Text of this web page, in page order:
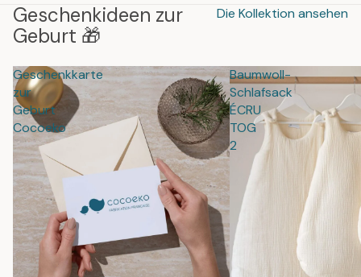
Geschenkideen zur
Geburt 🎁
Die Kollektion ansehen
Geschenkkarte
zur
Geburt
Cocoeko
Baumwoll-
Schlafsack
ÉCRU
TOG
2